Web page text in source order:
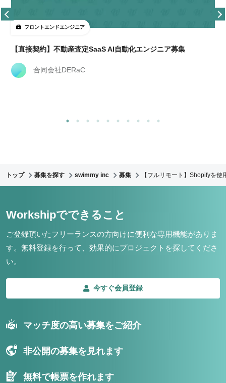
フロントエンドエンジニア
【直接契約】不動産査定SaaS AI自動化エンジニア募集
合同会社DERaC
トップ 募集を探す swimmy inc 募集 【フルリモート】Shopifyを
Workshipでできること
ご登録頂いたフリーランスの方向けに便利な専用機能がありま
す。 無料登録を行って、効果的にプロジェクトを探してくださ
い。
今すぐ会員登録
マッチ度の高い募集をご紹介
非公開の募集を見れます
無料で帳票を作れます